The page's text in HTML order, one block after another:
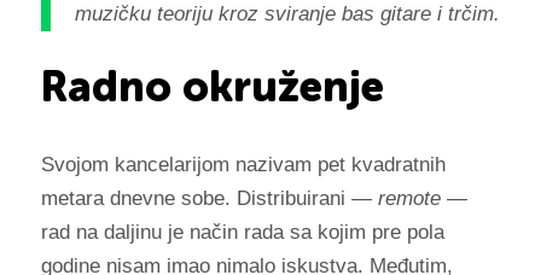
muzičku teoriju kroz sviranje bas gitare i trčim.
Radno okruženje
Svojom kancelarijom nazivam pet kvadratnih
metara dnevne sobe. Distribuirani — remote —
rad na daljinu je način rada sa kojim pre pola
godine nisam imao nimalo iskustva. Međutim,